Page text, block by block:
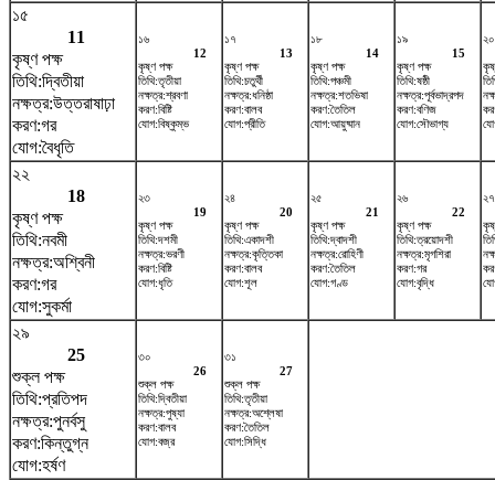
১৫
11
কৃষ্ণ পক্ষ
তিথি:দ্বিতীয়া
নক্ষত্র:উত্তরাষাঢ়া
করণ:গর
যোগ:বৈধৃতি
১৬
12
কৃষ্ণ পক্ষ
তিথি:তৃতীয়া
নক্ষত্র:শ্রবণা
করণ:বিষ্টি
যোগ:বিষ্কুম্ভ
১৭
13
কৃষ্ণ পক্ষ
তিথি:চতুর্থী
নক্ষত্র:ধনিষ্ঠা
করণ:বালব
যোগ:প্রীতি
১৮
14
কৃষ্ণ পক্ষ
তিথি:পঞ্চমী
নক্ষত্র:শতভিষ‌া
করণ:তৈতিল
যোগ:আয়ুষ্মান
১৯
15
কৃষ্ণ পক্ষ
তিথি:ষষ্ঠী
নক্ষত্র:পূর্বভাদ্রপদ
করণ:বণিজ
যোগ:সৌভাগ্য
২০
২২
18
কৃষ্ণ পক্ষ
তিথি:নবমী
নক্ষত্র:অশ্বিনী
করণ:গর
যোগ:সুকর্মা
২৩
19
কৃষ্ণ পক্ষ
তিথি:দশমী
নক্ষত্র:ভরণী
করণ:বিষ্টি
যোগ:ধৃতি
২৪
20
কৃষ্ণ পক্ষ
তিথি:একাদশী
নক্ষত্র:কৃত্তিকা
করণ:বালব
যোগ:শূল
২৫
21
কৃষ্ণ পক্ষ
তিথি:দ্বাদশী
নক্ষত্র:রোহিণী
করণ:তৈতিল
যোগ:গণ্ড
২৬
22
কৃষ্ণ পক্ষ
তিথি:ত্রয়োদশী
নক্ষত্র:মৃগশিরা
করণ:গর
যোগ:বৃদ্ধি
২৭
২৯
25
শুক্ল পক্ষ
তিথি:প্রতিপদ
নক্ষত্র:পুনর্বসু
করণ:কিন্তুগ্ন
যোগ:হর্ষণ
৩০
26
শুক্ল পক্ষ
তিথি:দ্বিতীয়া
নক্ষত্র:পুষ্যা
করণ:বালব
যোগ:বজ্র
৩১
27
শুক্ল পক্ষ
তিথি:তৃতীয়া
নক্ষত্র:অশ্লেষা
করণ:তৈতিল
যোগ:সিদ্ধি